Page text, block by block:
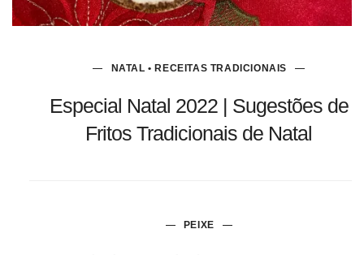
NATAL • RECEITAS TRADICIONAIS
Especial Natal 2022 | Sugestões de
Fritos Tradicionais de Natal
PEIXE